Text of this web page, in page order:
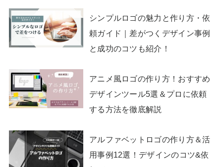
シンプルロゴの魅力と作り方・依
頼ガイド｜差がつくデザイン事例
と成功のコツも紹介！
アニメ風ロゴの作り方！おすすめ
デザインツール5選＆プロに依頼
する方法を徹底解説
アルファベットロゴの作り方＆活
用事例12選！デザインのコツ&依